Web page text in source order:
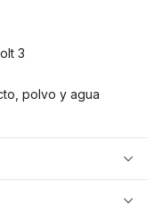
3
polvo y agua